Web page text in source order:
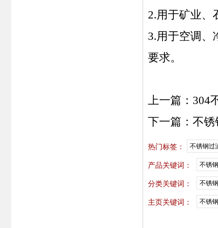
2.用于矿业、
3.用于空调、
要求。
上一篇： 304
下一篇： 不锈
热门标签： 不锈钢过
产品关键词： 不锈
分类关键词： 不锈
主页关键词： 不锈